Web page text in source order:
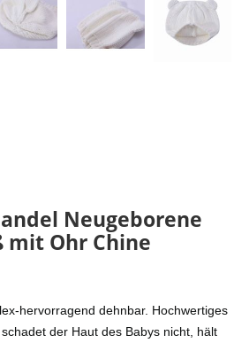
Neugeborene
mit Ohr Chine
hervorragend dehnbar. Hochwertiges
der Haut des Babys nicht, hält